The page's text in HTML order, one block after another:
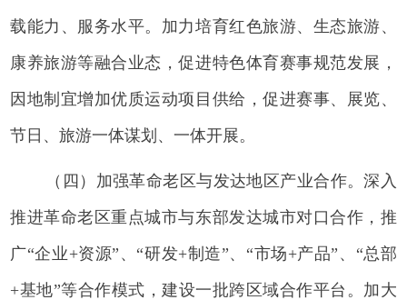
载能力、服务水平。加力培育红色旅游、生态旅游、
康养旅游等融合业态，促进特色体育赛事规范发展，
因地制宜增加优质运动项目供给，促进赛事、展览、
节日、旅游一体谋划、一体开展。
（四）加强革命老区与发达地区产业合作。深入
推进革命老区重点城市与东部发达城市对口合作，推
广“企业+资源”、“研发+制造”、“市场+产品”、“总部
+基地”等合作模式，建设一批跨区域合作平台。加大